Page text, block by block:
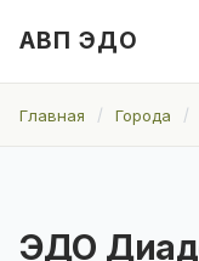
АВП ЭДО
Главная Города
ЭДО